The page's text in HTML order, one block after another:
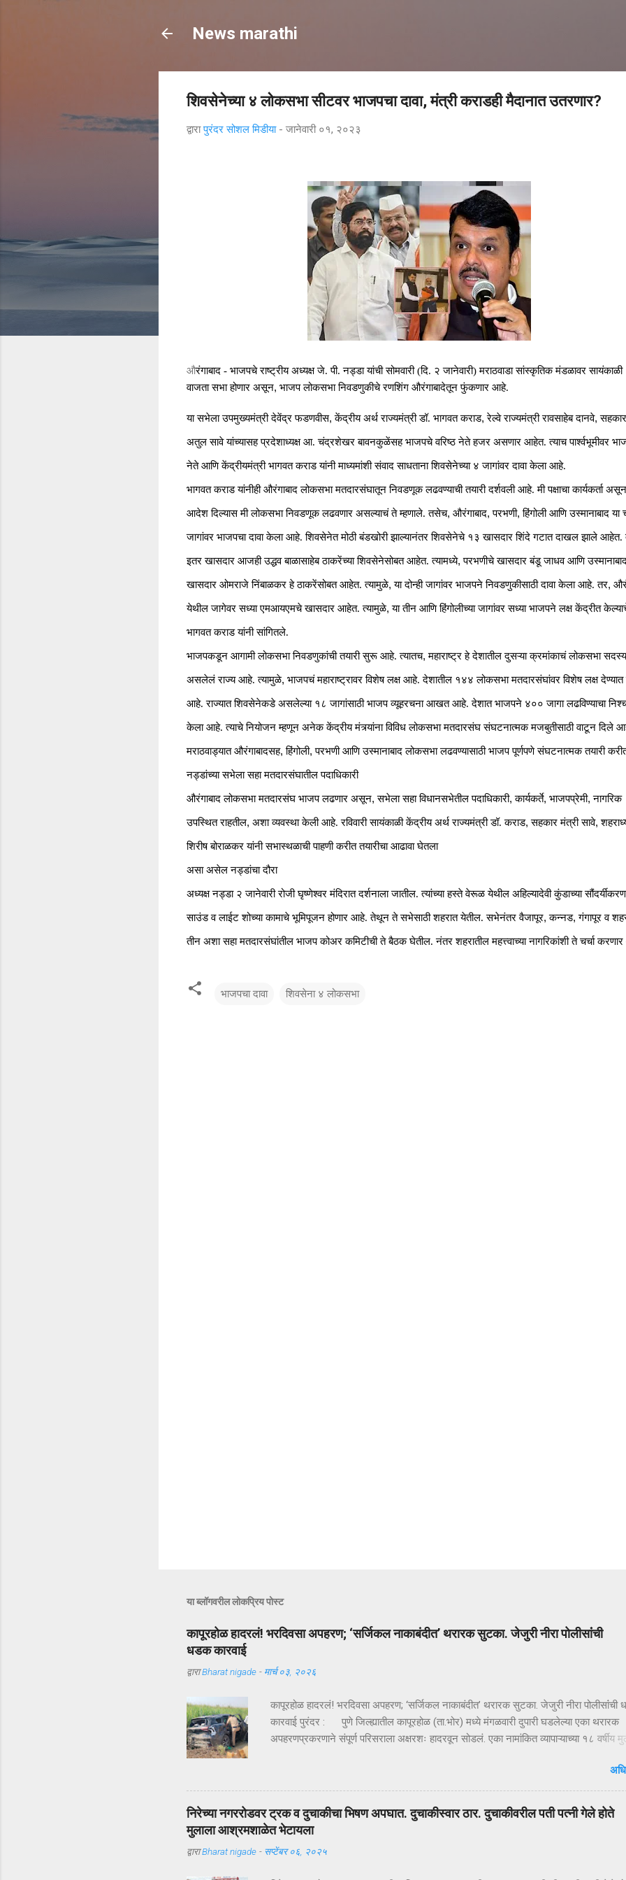
News marathi
शिवसेनेच्या ४ लोकसभा सीटवर भाजपचा दावा, मंत्री कराडही मैदानात उतरणार?
द्वारापुरंदर सोशल मिडीया - जानेवारी ०१, २०२३
औरंगाबाद - भाजपचे राष्ट्रीय अध्यक्ष जे. पी. नड्डा यांची सोमवारी (दि. २ जानेवारी) मराठवाडा सांस्कृतिक मंडळावर
वाजता सभा होणार असून, भाजप लोकसभा निवडणुकीचे रणशिंग औरंगाबादेतून फुंकणार आहे.
या सभेला उपमुख्यमंत्री देवेंद्र फडणवीस,केंद्रीय अर्थ राज्यमंत्री डॉ. भागवत कराड,रेल्वे राज्यमंत्री रावसाहेब दानवे,
अतुल सावे यांच्यासह प्रदेशाध्यक्ष आ. चंद्रशेखर बावनकुळेंसह भाजपचे वरिष्ठ नेते हजर असणार आहेत. त्याच पार्श्वभूमीवर
नेते आणि केंद्रीयमंत्री भागवत कराड यांनी माध्यमांशी संवाद साधताना शिवसेनेच्या ४ जागांवर दावा केला आहे.
भागवत कराड यांनीही औरंगाबाद लोकसभा मतदारसंघातून निवडणूक लढवण्याची तयारी दर्शवली आहे. मी पक्षाचा कार्यकर्ता असून
आदेश दिल्यास मी लोकसभा निवडणूक लढवणार असल्याचं ते म्हणाले. तसेच, औरंगाबाद,परभणी,हिंगोली आणि उस्मानाबाद या
जागांवर भाजपचा दावा केला आहे. शिवसेनेत मोठी बंडखोरी झाल्यानंतर शिवसेनेचे १३ खासदार शिंदे गटात दाखल झाले आहेत.
इतर खासदार आजही उद्धव बाळासाहेब ठाकरेंच्या शिवसेनेसोबत आहेत. त्यामध्ये,परभणीचे खासदार बंडू जाधव आणि
खासदार ओमराजे निंबाळकर हे ठाकरेंसोबत आहेत. त्यामुळे,या दोन्ही जागांवर भाजपने निवडणुकीसाठी दावा केला आहे. तर,
येथील जागेवर सध्या एमआयएमचे खासदार आहेत. त्यामुळे,या तीन आणि हिंगोलीच्या जागांवर सध्या भाजपने लक्ष केंद्रीत
भागवत कराड यांनी सांगितले.
भाजपकडून आगामी लोकसभा निवडणुकांची तयारी सुरू आहे. त्यातच,महाराष्ट्र हे देशातील दुसऱ्या क्रमांकाचं लोकसभा सदस्य
असलेलं राज्य आहे. त्यामुळे, भाजपचं महाराष्ट्रावर विशेष लक्ष आहे. देशातील १४४ लोकसभा मतदारसंघांवर विशेष लक्ष
आहे. राज्यात शिवसेनेकडे असलेल्या १८ जागांसाठी भाजप व्यूहरचना आखत आहे. देशात भाजपने ४०० जागा लढविण्याचा
केला आहे. त्याचे नियोजन म्हणून अनेक केंद्रीय मंत्र्यांना विविध लोकसभा मतदारसंघ संघटनात्मक मजबुतीसाठी वाटून दिले
मराठवाड्यात औरंगाबादसह,हिंगोली,परभणी आणि उस्मानाबाद लोकसभा लढवण्यासाठी भाजप पूर्णपणे संघटनात्मक तयारी
नड्डांच्या सभेला सहा मतदारसंघातील पदाधिकारी
औरंगाबाद लोकसभा मतदारसंघ भाजप लढणार असून,सभेला सहा विधानसभेतील पदाधिकारी,कार्यकर्ते, भाजपप्रेमी,नागरिक
उपस्थित राहतील, अशा व्यवस्था केली आहे. रविवारी सायंकाळी केंद्रीय अर्थ राज्यमंत्री डॉ. कराड,सहकार मंत्री सावे,
शिरीष बोराळकर यांनी सभास्थळाची पाहणी करीत तयारीचा आढावा घेतला
असा असेल नड्डांचा दौरा
अध्यक्ष नड्डा २ जानेवारी रोजी घृष्णेश्वर मंदिरात दर्शनाला जातील. त्यांच्या हस्ते वेरूळ येथील अहिल्यादेवी कुंडाच्या
साउंड व लाईट शोच्या कामाचे भूमिपूजन होणार आहे. तेथून ते सभेसाठी शहरात येतील. सभेनंतर वैजापूर,कन्नड,गंगापूर व
तीन अशा सहा मतदारसंघांतील भाजप कोअर कमिटीची ते बैठक घेतील. नंतर शहरातील महत्त्वाच्या नागरिकांशी ते चर्चा
भाजपचा दावा शिवसेना ४ लोकसभा
या ब्लॉगवरील लोकप्रिय पोस्ट
कापूरहोळ हादरलं! भरदिवसा अपहरण; ‘सर्जिकल नाकाबंदीत’ थरारक सुटका. जेजुरी नीरा पोलीसांंची
धडक कारवाई
द्वाराBharat nigade - मार्च ०३, २०२६
कापूरहोळ हादरलं! भरदिवसा अपहरण; ‘सर्जिकल नाकाबंदीत’ थरारक सुटका. जेजुरी नीरा पोलीसांंची
कारवाई पुरंदर : पुणे जिल्ह्यातील कापूरहोळ (ता.भोर) मध्ये मंगळवारी दुपारी घडलेल्या एका थरारक
अपहरणप्रकरणाने संपूर्ण परिसराला अक्षरशः हादरवून सोडलं. एका नामांकित व्यापाऱ्याच्या १८ वर्षीय
आलं. पण काही तासांतच पोलिसांनी उभारलेल्या ‘सर्जिकल नाकाबंदी’मुळे चित्र पालटलं—आणि युवकाची
सुखरूप सुटका झाली. क्षणात घडलेलं अपहरण, गावात खळबळ दुपारचा नेहमीसारखा
कापूरहोळच्या मुख्य रस्त्यावर अचानक एक काळी XUV थांबते… काही क्षणांची झटापट… आणि युवकाला
जबरदस्तीने गाडीत बसवून वाहन भरधाव वेगाने निघून जातं. हा प्रकार इतक्या झपाट्याने घडला की
परिसरातील लोक स्तब्ध झाले. घटनेची माहिती मिळताच कुटुंबीयांनी पोलिसांशी संपर्क साधला. ग्रामसुरक्षा
यंत्रणेद्वारे संदेश पसरवण्यात आला आणि गावागावातून सतर्कतेचे सायरन वाजू लागले. ‘ऑपरेशन
निरेच्या नगररोडवर ट्रक व दुचाकीचा भिषण अपघात. दुचाकीस्वार ठार. दुचाकीवरील पती पत्नी गेले होते
मुलाला आश्रमशाळेत भेटायला
द्वाराBharat nigade - सप्टेंबर ०६, २०२५